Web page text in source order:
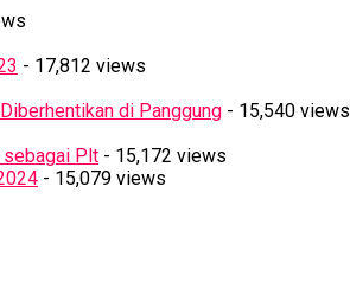
- 17,812 views
di Panggung - 15,540 views
sebagai Plt - 15,172 views
- 15,079 views